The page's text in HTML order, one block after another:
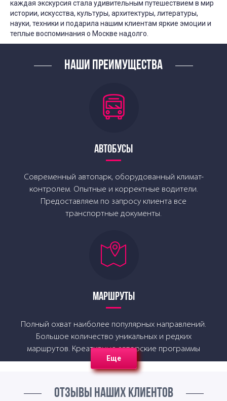
каждая экскурсия стала удивительным путешествием в мир
истории, искусства, культуры, архитектуры, литературы,
науки, техники и подарила нашим клиентам яркие эмоции и
теплые воспоминания о Москве надолго.
НАШИ ПРЕИМУЩЕСТВА
АВТОБУСЫ
Современный автопарк, оборудованный климат-
контролем. Опытные и корректные водители.
Предоставляем по запросу клиента все
транспортные документы.
МАРШРУТЫ
Полный охват наиболее популярных направлений.
Большое количество уникальных и редких
маршрутов. Креативные авторские программы
экскурсий.
Еще
ОТЗЫВЫ НАШИХ КЛИЕНТОВ